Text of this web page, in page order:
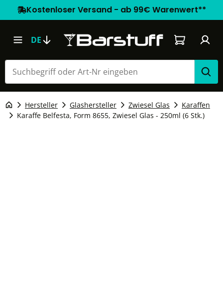
Kostenloser Versand - ab 99€ Warenwert**
DE Warenkorb
Hersteller Glashersteller Zwiesel Glas
Karaffen
Karaffe Belfesta, Form 8655, Zwiesel Glas - 250ml (6 Stk.)